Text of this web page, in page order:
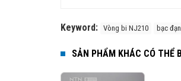
Vòng bi đũa trụ một dãy
Vòng bi đũa trụ hai dãy
Vòng bi đũa trụ nhiều
trọng cao.
Keyword: Vòng bi NJ210 bạc
SẢN PHẨM KHÁC CÓ THỂ